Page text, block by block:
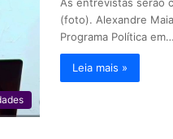
(foto). Alexandre
Programa Política em…
Leia mais »